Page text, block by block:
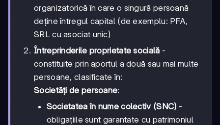
organizatorică în care o singură persoană
deține întregul capital (de exemplu: PFA,
SRL cu asociat unic)
Întreprinderile proprietate socială -
constituite prin aportul a două sau mai multe
persoane, clasificate în:
Societăți de persoane:
Societatea în nume colectiv (SNC) -
obligațiile sunt garantate cu patrimoniul